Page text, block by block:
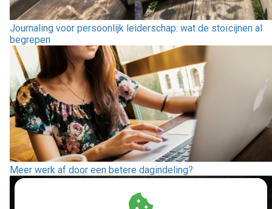
Journaling voor persoonlijk leiderschap: wat de stoïcijnen al
begrepen
Meer werk af door een betere dagindeling?